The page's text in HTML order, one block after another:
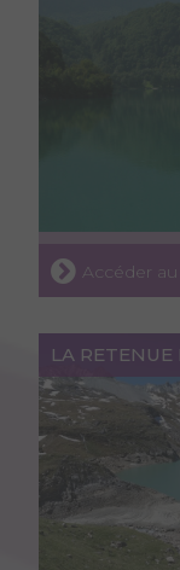
Accéder
LA RETENUE